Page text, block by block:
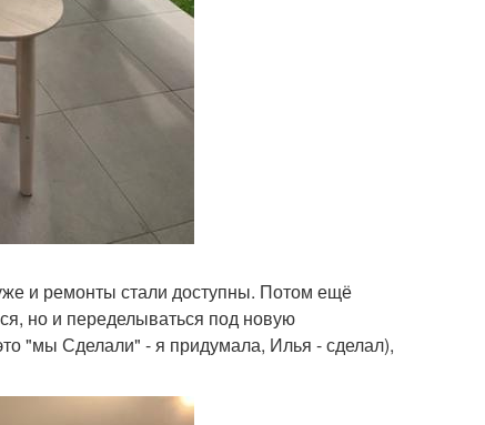
и ремонты стали доступны. Потом ещё
но и переделываться под новую
"мы Сделали" - я придумала, Илья - сделал),